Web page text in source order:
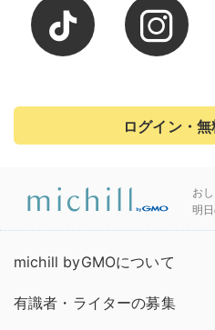
ログイン・
お
明
michill byGMOについて
有識者・ライターの募集